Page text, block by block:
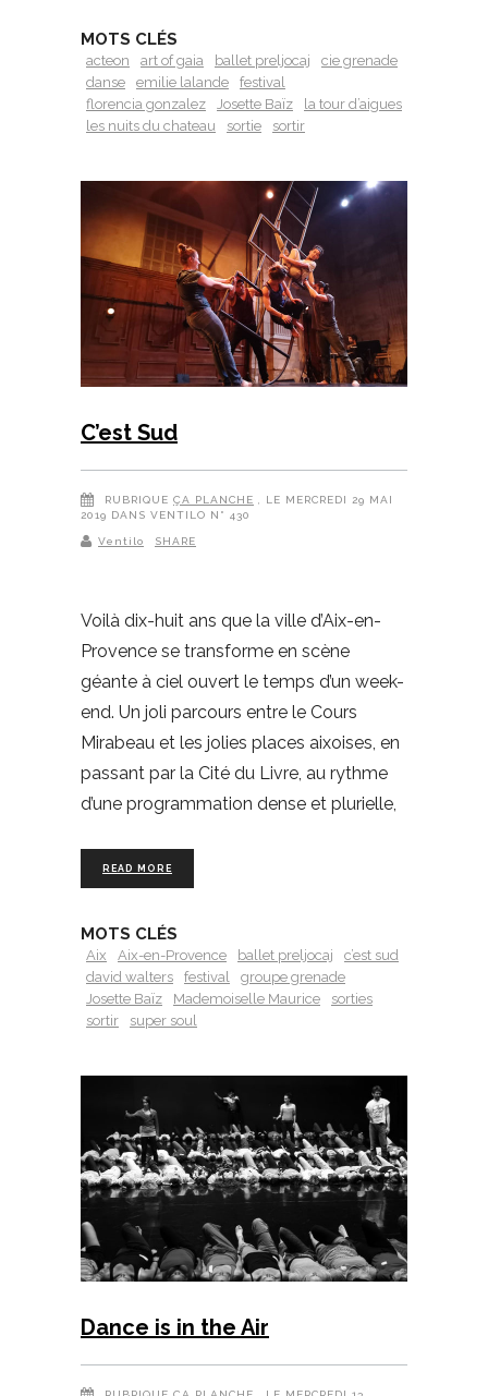
MOTS CLÉS
acteon art of gaia ballet preljocaj
cie grenade
danse
emilie lalande
festival
florencia gonzalez
Josette Baïz
la tour d’aigues
les nuits du chateau
sortie sortir
C’est Sud
RUBRIQUE ÇA PLANCHE
, LE MERCREDI 29 MAI
2019 DANS VENTILO N° 430
Ventilo SHARE
Voilà dix-huit ans que la ville d’Aix-en-
Provence se transforme en scène
géante à ciel ouvert le temps d’un week-
end. Un joli parcours entre le Cours
Mirabeau et les jolies places aixoises, en
passant par la Cité du Livre, au rythme
d’une programmation dense et plurielle,
READ MORE
MOTS CLÉS
Aix Aix-en-Provence ballet preljocaj
c’est sud
david walters
festival
groupe grenade
Josette Baïz
Mademoiselle Maurice
sorties
sortir
super soul
Dance is in the Air